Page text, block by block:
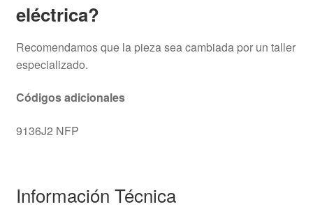
eléctrica?
Recomendamos que la pieza sea cambiada por un taller
especializado.
Códigos adicionales
9136J2 NFP
Información Técnica